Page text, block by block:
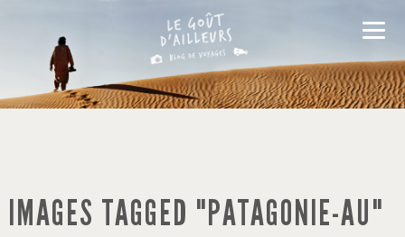
IMAGES TAGGED "PATAGONIE-AU"